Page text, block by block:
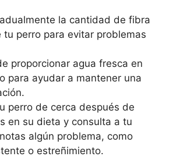
la cantidad de fibra
tu perro para evitar problemas
proporcionar agua fresca en
para ayudar a mantener una
perro de cerca después de
en su dieta y consulta a tu
algún problema, como
o estreñimiento.